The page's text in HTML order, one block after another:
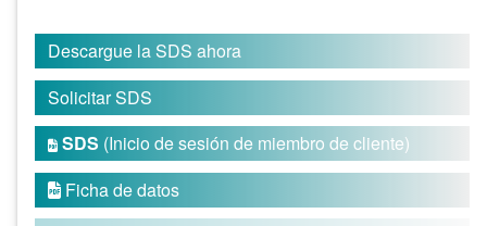
Descargue la SDS ahora
Solicitar SDS
 SDS (Inicio de sesión de miembro de cliente)
 Ficha de datos